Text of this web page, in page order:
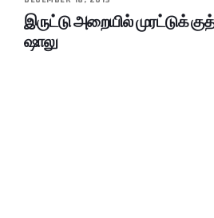
இருட்டு அறையில் முரட்டுக்
ஷாலு